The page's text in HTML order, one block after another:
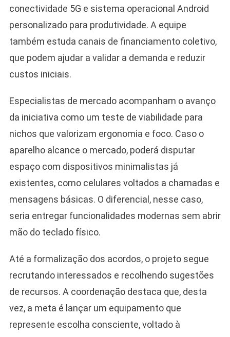
conectividade 5G e sistema operacional Android
personalizado para produtividade. A equipe
também estuda canais de financiamento coletivo,
que podem ajudar a validar a demanda e reduzir
custos iniciais.
Especialistas de mercado acompanham o avanço
da iniciativa como um teste de viabilidade para
nichos que valorizam ergonomia e foco. Caso o
aparelho alcance o mercado, poderá disputar
espaço com dispositivos minimalistas já
existentes, como celulares voltados a chamadas e
mensagens básicas. O diferencial, nesse caso,
seria entregar funcionalidades modernas sem abrir
mão do teclado físico.
Até a formalização dos acordos, o projeto segue
recrutando interessados e recolhendo sugestões
de recursos. A coordenação destaca que, desta
vez, a meta é lançar um equipamento que
represente escolha consciente, voltado à